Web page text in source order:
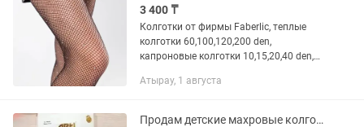
3 400 ₸
Колготки от фирмы Faberlic, теплые
колготки 60,100,120,200 den,
капроновые колготки 10,15,20,40 den,
Атырау, 1 августа
Продам детские махровые колготки